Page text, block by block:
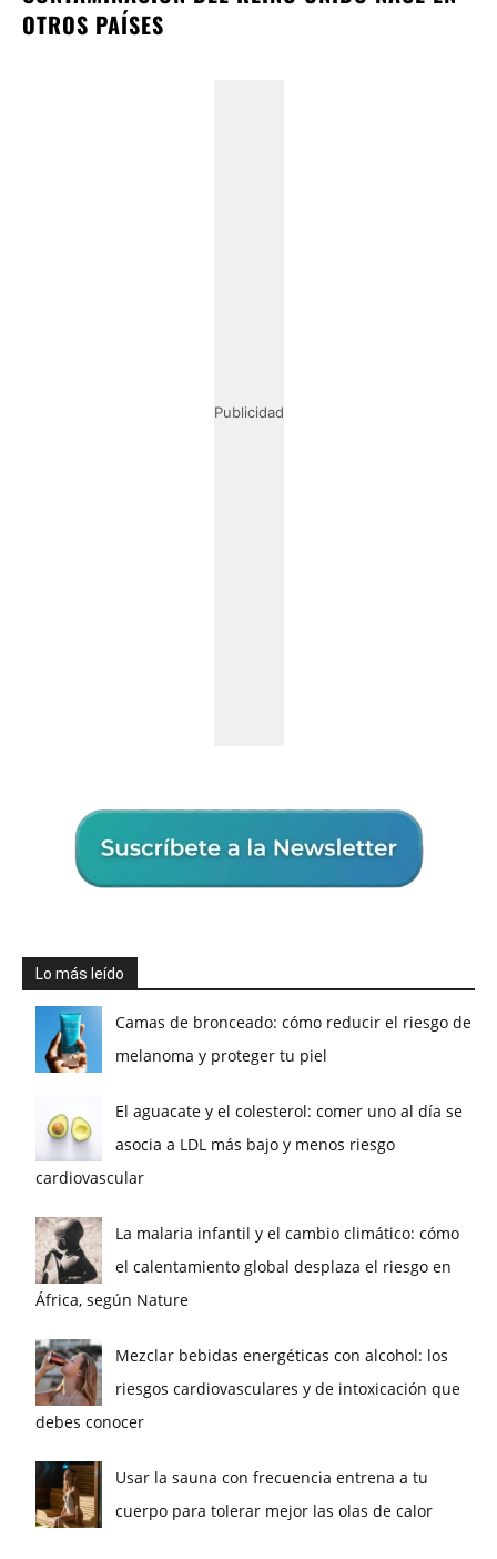
OTROS PAÍSES
Publicidad
Lo más leído
Camas de bronceado: cómo reducir el riesgo de
melanoma y proteger tu piel
El aguacate y el colesterol: comer uno al día se
asocia a LDL más bajo y menos riesgo
cardiovascular
La malaria infantil y el cambio climático: cómo
el calentamiento global desplaza el riesgo en
África, según Nature
Mezclar bebidas energéticas con alcohol: los
riesgos cardiovasculares y de intoxicación que
debes conocer
Usar la sauna con frecuencia entrena a tu
cuerpo para tolerar mejor las olas de calor